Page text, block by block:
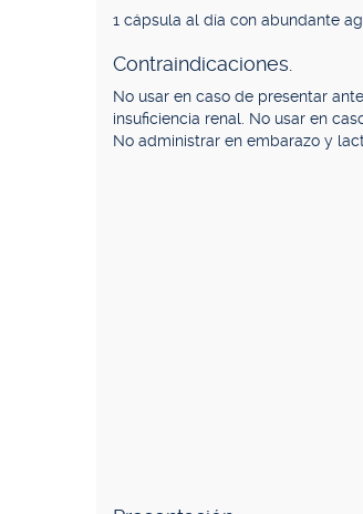
1 cápsula al día con abundante
Contraindicaciones.
No usar en caso de presentar
insuficiencia renal. No usar en
No administrar en embarazo y